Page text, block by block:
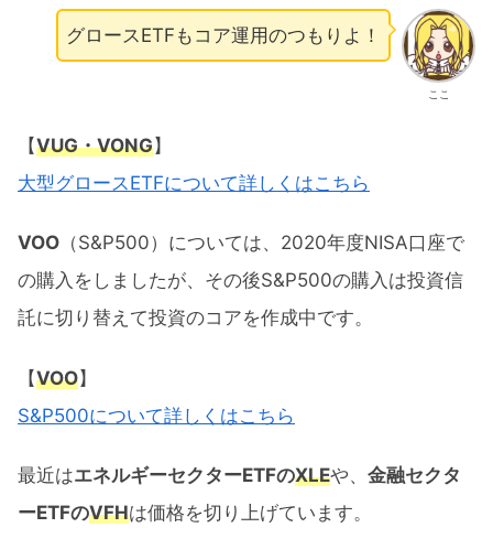
ここ
グロースETFもコア運用のつもりよ！
【VUG・VONG】
大型グロースETFについて詳しくはこちら
VOO （S&P500）については、2020年度NISA口座で
の購入をしましたが、その後S&P500の購入は投資信
託に切り替えて投資のコアを作成中です。
【VOO】
S&P500について詳しくはこちら
最近はエネルギーセクターETFのXLEや、 金融セクタ
ーETFのVFHは価格を切り上げています。